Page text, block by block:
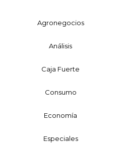
Agronegocios
Análisis
Caja Fuerte
Consumo
Economía
Especiales